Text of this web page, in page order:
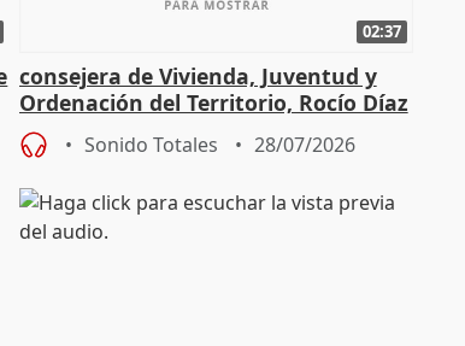
02:37
consejera de Vivienda, Juventud y
Ordenación del Territorio, Rocío Díaz
Sonido Totales 28/07/2026